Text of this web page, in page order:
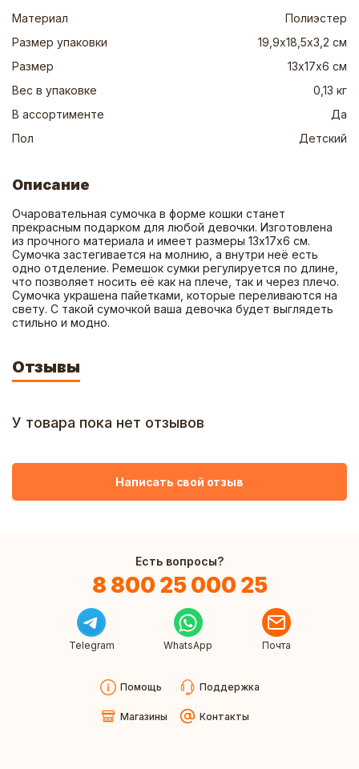
Материал
Полиэстер
Размер упаковки
19,9х18,5х3,2 см
Размер
13х17х6 см
Вес в упаковке
0,13 кг
В ассортименте
Да
Пол
Детский
Описание
Очаровательная сумочка в форме кошки станет
прекрасным подарком для любой девочки. Изготовлена
из прочного материала и имеет размеры 13х17х6 см.
Сумочка застегивается на молнию, а внутри неё есть
одно отделение. Ремешок сумки регулируется по длине,
что позволяет носить её как на плече, так и через плечо.
Сумочка украшена пайетками, которые переливаются на
свету. С такой сумочкой ваша девочка будет выглядеть
стильно и модно.
Отзывы
У товара пока нет отзывов
Написать свой отзыв
Есть вопросы?
8 800 25 000 25
Telegram WhatsApp Почта
Помощь Поддержка
Магазины Контакты